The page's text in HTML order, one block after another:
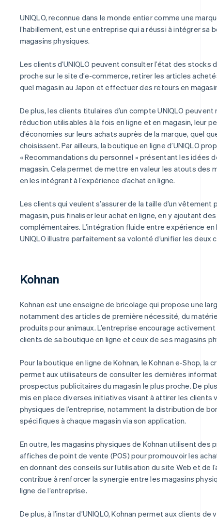
UNIQLO, reconnue dans le monde entier comme une
l’habillement, est une entreprise qui a réussi à intégrer sa
magasins physiques.
Les clients d’UNIQLO peuvent consulter l’état des stocks
proche sur le site d’e-commerce, retirer les articles
quel magasin au Japon et effectuer des retours en
De plus, les clients titulaires d’un compte UNIQLO
réduction utilisables à la fois en ligne et en magasin, leur
d’économies sur leurs achats auprès de la marque, quel
choisissent. Par ailleurs, la boutique en ligne d’UNIQLO
« Recommandations du personnel » présentant les idées
magasin. Cela permet de mettre en valeur les atouts des
en les intégrant à l’expérience d’achat en ligne.
Les clients qui veulent s’assurer de la taille d’un vêtement
magasin, puis finaliser leur achat en ligne, en y ajoutant
complémentaires. L’intégration fluide entre expérience
UNIQLO illustre parfaitement sa volonté d’unifier les deux
Kohnan
Kohnan est une enseigne de bricolage qui propose une
notamment des articles de première nécessité, du
produits pour animaux. L’entreprise encourage
clients de sa boutique en ligne et ceux de ses magasins
Pour la boutique en ligne de Kohnan, le Kohnan e-Shop, la
permet aux utilisateurs de consulter les dernières
prospectus publicitaires du magasin le plus proche. De
mis en place diverses initiatives visant à attirer les clients
physiques de l’entreprise, notamment la distribution de
spécifiques à chaque magasin via son application.
En outre, les magasins physiques de Kohnan utilisent des
affiches de point de vente (POS) pour promouvoir les
en donnant des conseils sur l’utilisation du site Web et de
contribue à renforcer la synergie entre les magasins
ligne de l’entreprise.
De plus, à l’instar d’UNIQLO, Kohnan permet aux clients